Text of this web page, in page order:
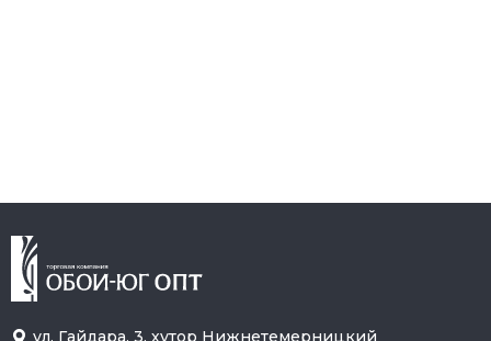
ул. Гайдара, 3, хутор Нижнетемерницкий